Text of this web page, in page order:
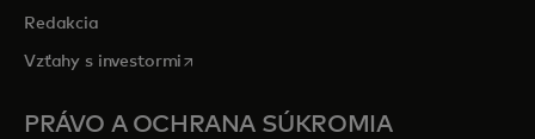
Redakcia
Vzťahy s investormi opens in a new tab
PRÁVO A OCHRANA SÚKROMIA